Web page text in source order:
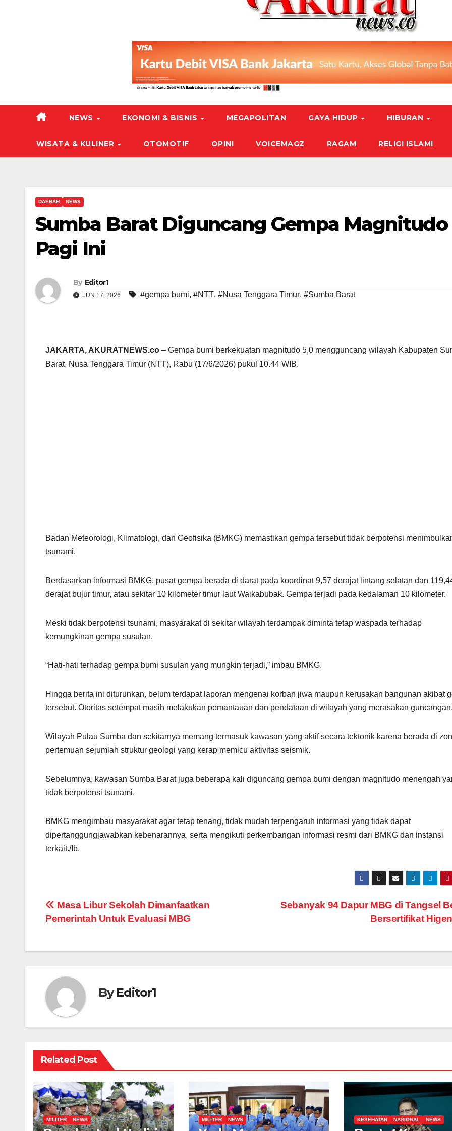
NEWS EKONOMI & BISNIS MEGAPOLITAN GAYA HIDUP HIBURAN
WISATA & KULINER OTOMOTIF OPINI VOICEMAGZ RAGAM RELIGI ISLAMI
DAERAH NEWS
Sumba Barat Diguncang Gempa Magnitudo
Pagi Ini
By Editor1
JUN 17, 2026 #gempa bumi, #NTT, #Nusa Tenggara Timur, #Sumba Barat
JAKARTA, AKURATNEWS.co – Gempa bumi berkekuatan magnitudo 5,0 mengguncang wilayah Kabupaten
Barat, Nusa Tenggara Timur (NTT), Rabu (17/6/2026) pukul 10.44 WIB.
Badan Meteorologi, Klimatologi, dan Geofisika (BMKG) memastikan gempa tersebut tidak berpotensi
tsunami.
Berdasarkan informasi BMKG, pusat gempa berada di darat pada koordinat 9,57 derajat lintang selatan dan
derajat bujur timur, atau sekitar 10 kilometer timur laut Waikabubak. Gempa terjadi pada kedalaman 10 kilometer.
Meski tidak berpotensi tsunami, masyarakat di sekitar wilayah terdampak diminta tetap waspada terhadap
kemungkinan gempa susulan.
“Hati-hati terhadap gempa bumi susulan yang mungkin terjadi,” imbau BMKG.
Hingga berita ini diturunkan, belum terdapat laporan mengenai korban jiwa maupun kerusakan bangunan akibat
tersebut. Otoritas setempat masih melakukan pemantauan dan pendataan di wilayah yang merasakan
Wilayah Pulau Sumba dan sekitarnya memang termasuk kawasan yang aktif secara tektonik karena berada di
pertemuan sejumlah struktur geologi yang kerap memicu aktivitas seismik.
Sebelumnya, kawasan Sumba Barat juga beberapa kali diguncang gempa bumi dengan magnitudo menengah
tidak berpotensi tsunami.
BMKG mengimbau masyarakat agar tetap tenang, tidak mudah terpengaruh informasi yang tidak dapat
dipertanggungjawabkan kebenarannya, serta mengikuti perkembangan informasi resmi dari BMKG dan instansi
terkait./Ib.
Post
Sebanyak 94 Dapur MBG di Tangsel
Bersertifikat
Masa Libur Sekolah Dimanfaatkan
Pemerintah Untuk Evaluasi MBG
ByEditor1
Related Post
MILITER NEWS MILITER NEWS KESEHATAN NASIONAL NEWS